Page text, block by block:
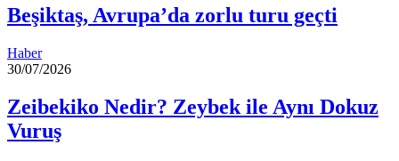
Beşiktaş, Avrupa’da zorlu turu geçti
Haber
30/07/2026
Zeibekiko Nedir? Zeybek ile Aynı Dokuz
Vuruş